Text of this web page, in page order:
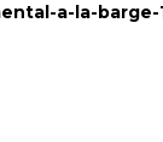
a-la-barge-